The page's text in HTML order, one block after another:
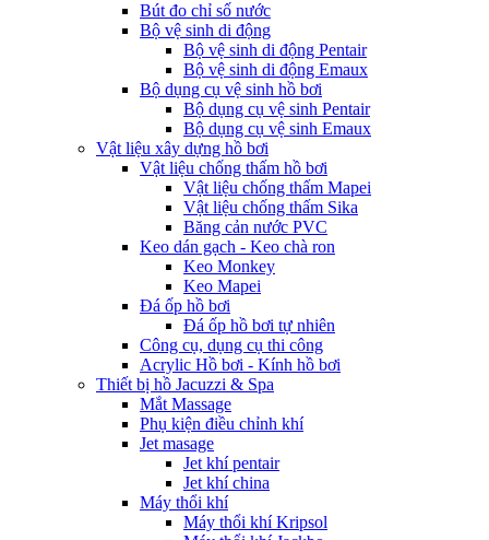
Bút đo chỉ số nước
Bộ vệ sinh di động
Bộ vệ sinh di động Pentair
Bộ vệ sinh di động Emaux
Bộ dụng cụ vệ sinh hồ bơi
Bộ dụng cụ vệ sinh Pentair
Bộ dụng cụ vệ sinh Emaux
Vật liệu xây dựng hồ bơi
Vật liệu chống thấm hồ bơi
Vật liệu chống thấm Mapei
Vật liệu chống thấm Sika
Băng cản nước PVC
Keo dán gạch - Keo chà ron
Keo Monkey
Keo Mapei
Đá ốp hồ bơi
Đá ốp hồ bơi tự nhiên
Công cụ, dụng cụ thi công
Acrylic Hồ bơi - Kính hồ bơi
Thiết bị hồ Jacuzzi & Spa
Mắt Massage
Phụ kiện điều chỉnh khí
Jet masage
Jet khí pentair
Jet khí china
Máy thổi khí
Máy thổi khí Kripsol